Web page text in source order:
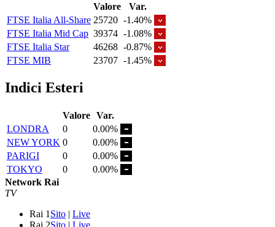
Valore
Var.
FTSE Italia All-Share 25720 -1.40%
FTSE Italia Mid Cap 39374 -1.08%
FTSE Italia Star
46268 -0.87%
FTSE MIB
23707 -1.45%
Indici Esteri
Valore Var.
LONDRA
0
0.00%
NEW YORK 0
0.00%
PARIGI
0
0.00%
TOKYO
0
0.00%
Network Rai
TV
Rai 1 Sito | Live